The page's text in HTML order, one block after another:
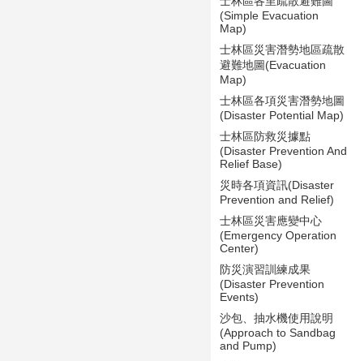
(Simple Evacuation
Map)
士林區災害潛勢地區疏散
避難地圖(Evacuation
Map)
士林區各項災害潛勢地圖
(Disaster Potential Map)
士林區防救災據點
(Disaster Prevention And
Relief Base)
災時各項資訊(Disaster
Prevention and Relief)
士林區災害應變中心
(Emergency Operation
Center)
防災演習訓練成果
(Disaster Prevention
Events)
沙包、抽水機使用說明
(Approach to Sandbag
and Pump)